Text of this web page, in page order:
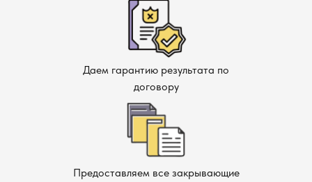
обеспечим чистоту и безопасность вашего пространства.
Даем гарантию результата по
договору
Предоставляем все закрывающие